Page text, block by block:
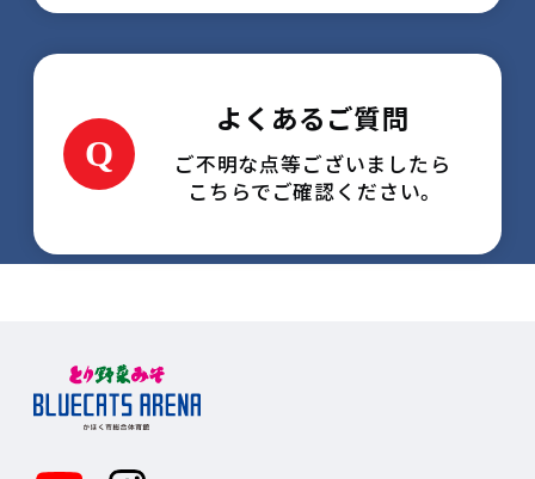
よくあるご質問
ご不明な点等ございましたら
こちらでご確認ください。